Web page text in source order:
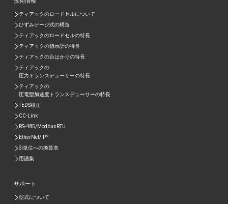
ティアックのロードセルについて
ひずみゲージ式の構造
ティアックのロードセルの特長
ティアックの指示計の特長
ティアックの台はかりの特長
ティアックの
圧力トランスデューサーの特長
ティアックの
圧電型加速度トランスデューサーの特⾧
TEDS校正
CC-Link
RS-485/ModbusRTU
EtherNet/IP™
SI単位への換算表
用語集
サポート
型式について